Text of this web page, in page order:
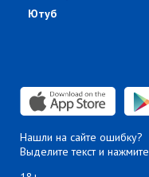
Ютуб
Нашли на сайте ошибку?
Выделите текст и